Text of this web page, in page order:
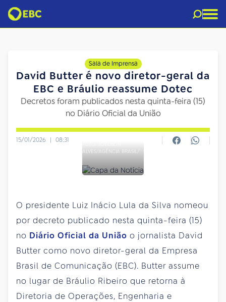
Sala de Imprensa
David Butter é novo diretor-geral da
EBC e Bráulio reassume Dotec
Decretos foram publicados nesta quinta-feira (15)
no Diário Oficial da União
15/01/2026 | 08:31
ALVES/AGÊNCIA BRASIL/
O presidente Luiz Inácio Lula da Silva nomeou
por decreto publicado nesta quinta-feira (15)
no Diário Oficial da União o jornalista David
Butter como novo diretor-geral da Empresa
Brasil de Comunicação (EBC). Butter assume
no lugar de Bráulio Ribeiro que retorna à
Diretoria de Operações, Engenharia e